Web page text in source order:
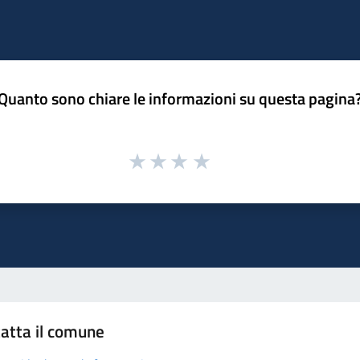
sono chiare le informazioni su questa
il comune